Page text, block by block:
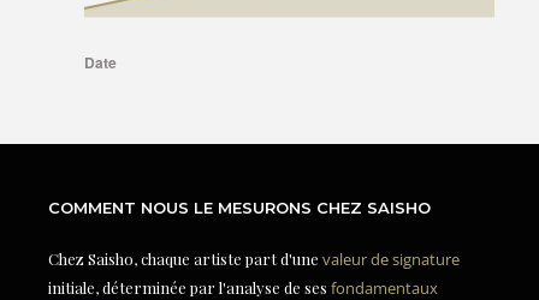
COMMENT NOUS LE MESURONS CHEZ SAISHO
Chez Saisho, chaque artiste part d'une valeur de signature
initiale, déterminée par l'analyse de ses fondamentaux